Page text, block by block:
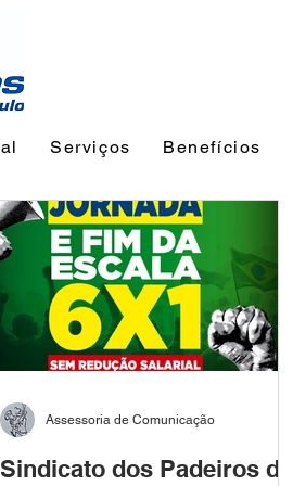
Serviços Benefícios
Sindicato dos Padeiros de
Assessoria de Comunicação